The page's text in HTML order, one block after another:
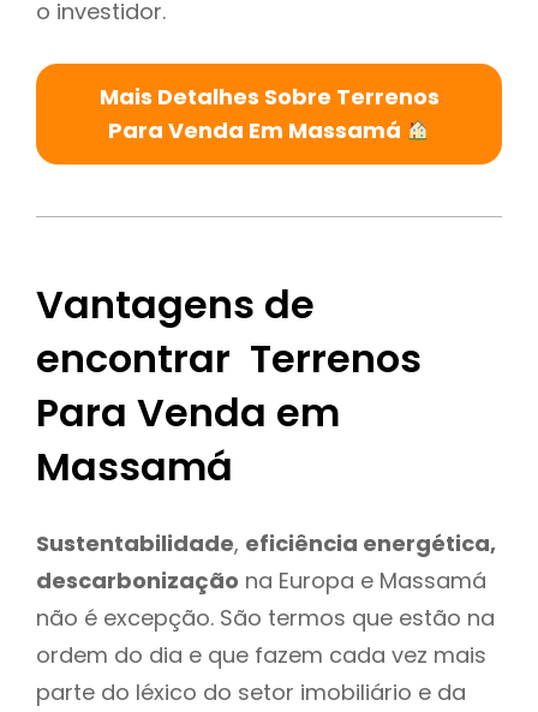
o investidor.
Mais Detalhes Sobre Terrenos
Para Venda Em Massamá
Vantagens de
encontrar Terrenos
Para Venda em
Massamá
Sustentabilidade, eficiência energética,
descarbonização na Europa e Massamá
não é excepção. São termos que estão na
ordem do dia e que fazem cada vez mais
parte do léxico do setor imobiliário e da